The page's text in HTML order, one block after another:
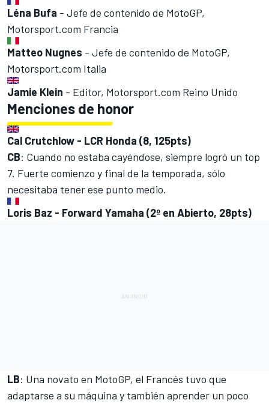
Léna Bufa - Jefe de contenido de MotoGP,
Motorsport.com Francia
Matteo Nugnes - Jefe de contenido de MotoGP,
Motorsport.com Italia
Jamie Klein - Editor, Motorsport.com Reino Unido
Menciones de honor
Cal Crutchlow - LCR Honda (8, 125pts)
CB: Cuando no estaba cayéndose, siempre logró un top
7. Fuerte comienzo y final de la temporada, sólo
necesitaba tener ese punto medio.
Loris Baz - Forward Yamaha (2º en Abierto, 28pts)
LB: Una novato en MotoGP, el Francés tuvo que
adaptarse a su máquina y también aprender un poco